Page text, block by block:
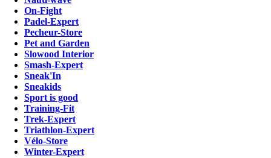
On-Fight
Padel-Expert
Pecheur-Store
Pet and Garden
Slowood Interior
Smash-Expert
Sneak'In
Sneakids
Sport is good
Training-Fit
Trek-Expert
Triathlon-Expert
Vélo-Store
Winter-Expert